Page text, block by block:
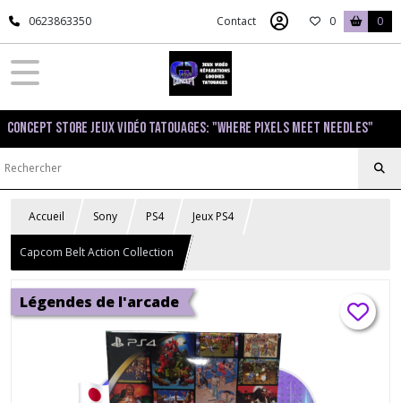
0623863350 Contact 0 0
Concept Store Jeux Vidéo Tatouages: "Where pixels meet needles"
Accueil Sony PS4 Jeux PS4
Capcom Belt Action Collection
Légendes de l'arcade